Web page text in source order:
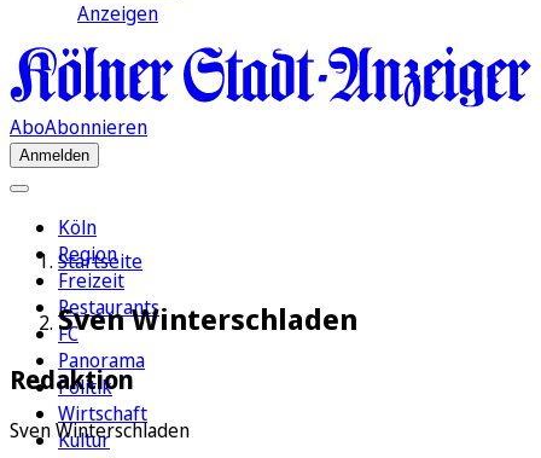
Anzeigen
AboAbonnieren
Anmelden
Köln
Region
Freizeit
Restaurants
FC
Panorama
Politik
Wirtschaft
Kultur
Startseite
Sven Winterschladen
Redaktion
Sven Winterschladen